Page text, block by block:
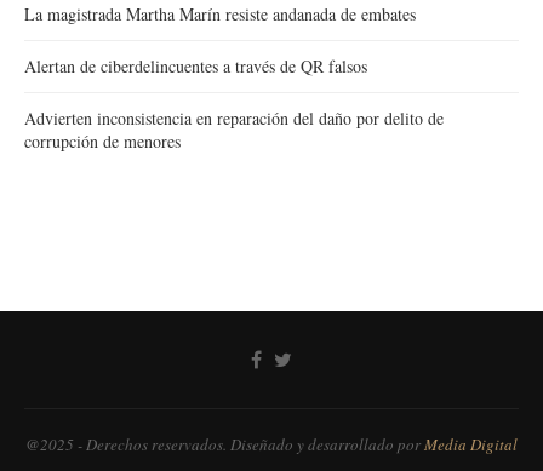
La magistrada Martha Marín resiste andanada de embates
Alertan de ciberdelincuentes a través de QR falsos
Advierten inconsistencia en reparación del daño por delito de
corrupción de menores
@2025 - Derechos reservados. Diseñado y desarrollado porMedia Digital